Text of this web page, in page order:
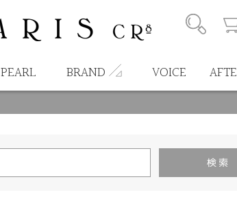
PEARL BRAND VOICE